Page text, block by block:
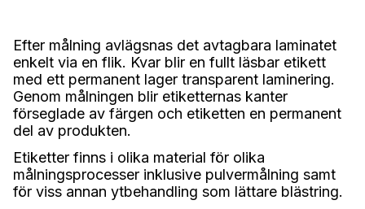
Efter målning avlägsnas det avtagbara laminatet
enkelt via en flik. Kvar blir en fullt läsbar etikett
med ett permanent lager transparent laminering.
Genom målningen blir etiketternas kanter
förseglade av färgen och etiketten en permanent
del av produkten.
Etiketter finns i olika material för olika
målningsprocesser inklusive pulvermålning samt
för viss annan ytbehandling som lättare blästring.